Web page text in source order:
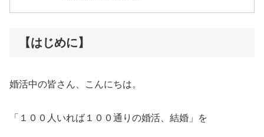
【はじめに】
婚活中の皆さん、こんにちは。
「１００人いれば１００通りの婚活、結婚」を